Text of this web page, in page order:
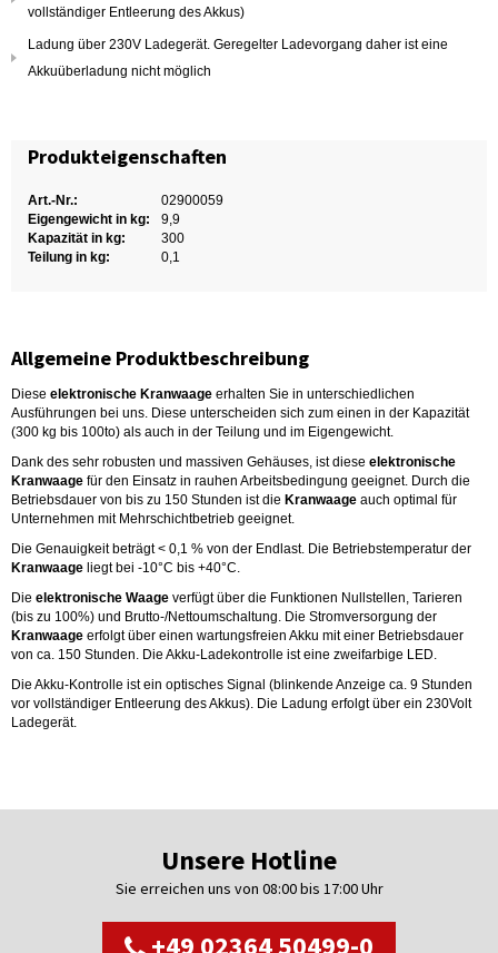
vollständiger Entleerung des Akkus)
Ladung über 230V Ladegerät. Geregelter Ladevorgang daher ist eine
Akkuüberladung nicht möglich
Produkteigenschaften
Art.-Nr.:
02900059
Eigengewicht in kg:
9,9
Kapazität in kg:
300
Teilung in kg:
0,1
Allgemeine Produktbeschreibung
Diese elektronische Kranwaage erhalten Sie in unterschiedlichen
Ausführungen bei uns. Diese unterscheiden sich zum einen in der Kapazität
(300 kg bis 100to) als auch in der Teilung und im Eigengewicht.
Dank des sehr robusten und massiven Gehäuses, ist diese elektronische
Kranwaage für den Einsatz in rauhen Arbeitsbedingung geeignet. Durch die
Betriebsdauer von bis zu 150 Stunden ist die Kranwaage auch optimal für
Unternehmen mit Mehrschichtbetrieb geeignet.
Die Genauigkeit beträgt < 0,1 % von der Endlast. Die Betriebstemperatur der
Kranwaage liegt bei -10°C bis +40°C.
Die elektronische Waage verfügt über die Funktionen Nullstellen, Tarieren
(bis zu 100%) und Brutto-/Nettoumschaltung. Die Stromversorgung der
Kranwaage erfolgt über einen wartungsfreien Akku mit einer Betriebsdauer
von ca. 150 Stunden. Die Akku-Ladekontrolle ist eine zweifarbige LED.
Die Akku-Kontrolle ist ein optisches Signal (blinkende Anzeige ca. 9 Stunden
vor vollständiger Entleerung des Akkus). Die Ladung erfolgt über ein 230Volt
Ladegerät.
Unsere Hotline
Sie erreichen uns von 08:00 bis 17:00 Uhr
+49 02364 50499-0